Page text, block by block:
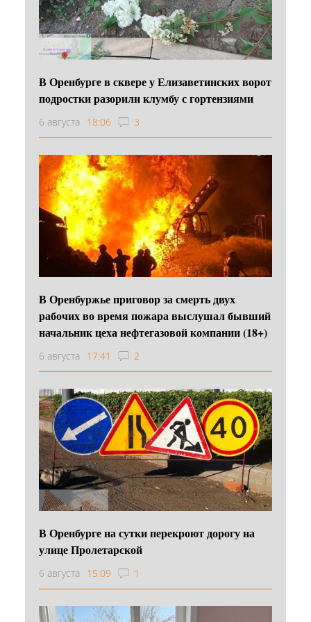
В Оренбурге в сквере у Елизаветинских ворот
подростки разорили клумбу с гортензиями
6 августа 18:06 3
В Оренбуржье приговор за смерть двух
рабочих во время пожара выслушал бывший
начальник цеха нефтегазовой компании (18+)
6 августа 17:41 2
В Оренбурге на сутки перекроют дорогу на
улице Пролетарской
6 августа 15:09 1